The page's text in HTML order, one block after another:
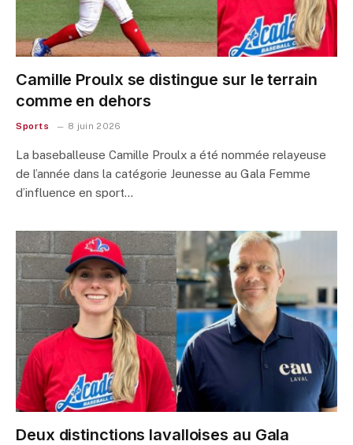
Camille Proulx se distingue sur le terrain
comme en dehors
Sports 8 juin 2026
La baseballeuse Camille Proulx a été nommée relayeuse
de l’année dans la catégorie Jeunesse au Gala Femme
d’influence en sport…
Deux distinctions lavalloises au Gala